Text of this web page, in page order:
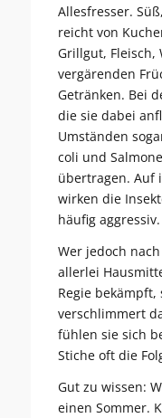
Allesfresser.
reicht von
Grillgut, Fleisch,
vergärenden
Getränken. Bei
die sie dabei
Umständen
coli und
übertragen. Auf
wirken die
häufig aggressiv.
Wer jedoch
allerlei
Regie
verschlimmert
fühlen sie sich
Stiche oft die
Gut zu wissen:
einen Sommer.